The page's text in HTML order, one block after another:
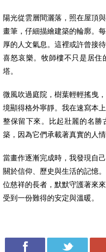
陽光從雲層間灑落，照在屋頂
畫筆，仔細描繪建築的輪廓。
厚的人文氣息。這裡或許曾接
喜怒哀樂。牧師樓不只是居住
塔。
微風吹過庭院，樹葉輕輕搖曳
境顯得格外寧靜。我在速寫本
整保留下來。比起壯麗的名勝
築，因為它們承載著真實的人情
當畫作逐漸完成時，我發現自
關於信仰、歷史與生活的記憶
位慈祥的長者，默默守護著來
受到一份難得的安定與溫暖。